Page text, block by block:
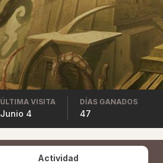
ÚLTIMA VISITA
Junio 4
DÍAS GANADOS
47
Actividad